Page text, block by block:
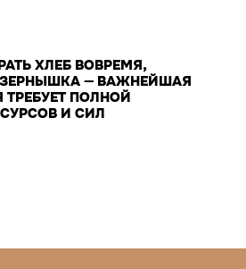
ХЛЕБ ВОВРЕМЯ,
ЗЕРНЫШКА — ВАЖНЕЙШАЯ
ПОЛНОЙ
И СИЛ